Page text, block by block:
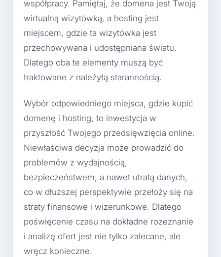
współpracy. Pamiętaj, że domena jest Twoją
wirtualną wizytówką, a hosting jest
miejscem, gdzie ta wizytówka jest
przechowywana i udostępniana światu.
Dlatego oba te elementy muszą być
traktowane z należytą starannością.
Wybór odpowiedniego miejsca, gdzie kupić
domenę i hosting, to inwestycja w
przyszłość Twojego przedsięwzięcia online.
Niewłaściwa decyzja może prowadzić do
problemów z wydajnością,
bezpieczeństwem, a nawet utratą danych,
co w dłuższej perspektywie przełoży się na
straty finansowe i wizerunkowe. Dlatego
poświęcenie czasu na dokładne rozeznanie
i analizę ofert jest nie tylko zalecane, ale
wręcz konieczne.